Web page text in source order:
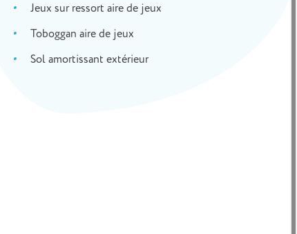
Jeux sur ressort aire de jeux
Toboggan aire de jeux
Sol amortissant extérieur